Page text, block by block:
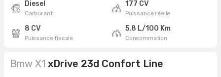
Diesel
Carburant
177 CV
Puissance réelle
8 CV
Puissance fiscale
5.8 L/100 Km
Consommation
Bmw X1 xDrive 23d Confort Line